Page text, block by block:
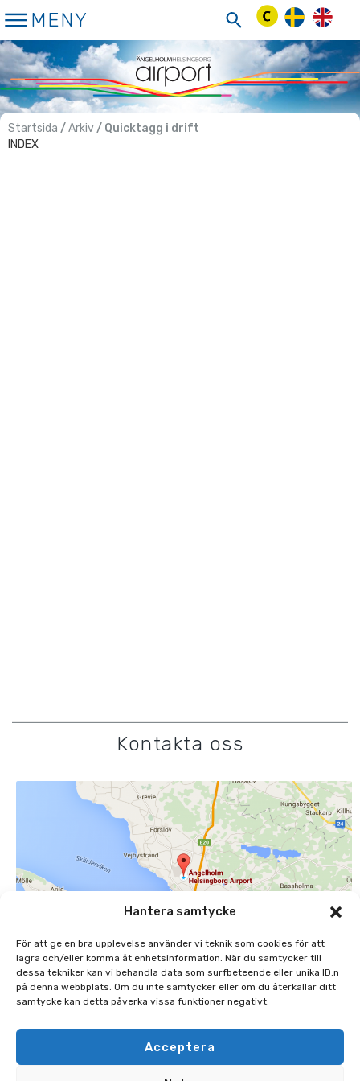
Hantera samtycke
För att ge en bra upplevelse använder vi teknik som cookies för att
lagra och/eller komma åt enhetsinformation. När du samtycker till
dessa tekniker kan vi behandla data som surfbeteende eller unika ID:n
på denna webbplats. Om du inte samtycker eller om du återkallar ditt
samtycke kan detta påverka vissa funktioner negativt.
Acceptera
till
innehåll
MENY
Startsida /Arkiv/ Quicktagg i drift
INDEX
Kontakta oss
ÄNGELHOLMS FLYGPLATS AB
MARGRETETORPSVÄGEN 445, 262 91 ÄNGELHOLM
0431-48 45 00